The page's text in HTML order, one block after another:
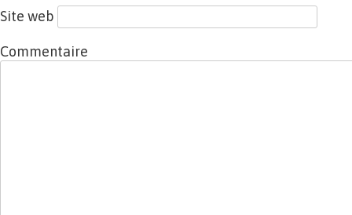
Site web
Commentaire